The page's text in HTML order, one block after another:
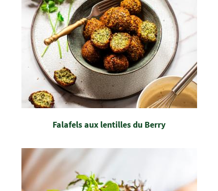
Falafels aux lentilles du Berry